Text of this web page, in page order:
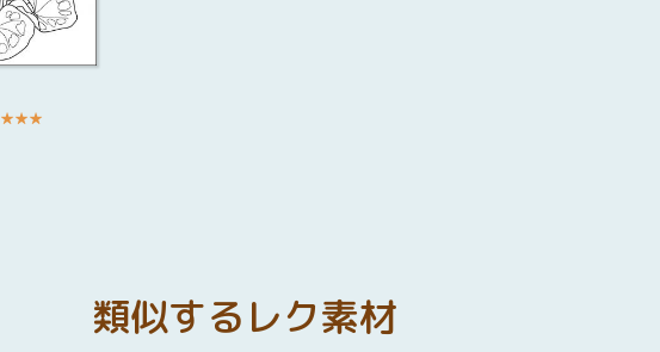
★★★
類似するレク素材